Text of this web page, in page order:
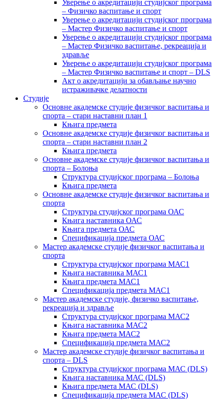
Уверење о акредитацији студијског програма
– Физичко васпитање и спорт
Уверење о акредитацији студијског програма
– Мастер Физичко васпитање и спорт
Уверење о акредитацији студијског програма
– Мастер Физичко васпитање, рекреација и
здравље
Уверење о акредитацији студијског програма
– Мастер Физичко васпитање и спорт – DLS
Акт о акредитацији за обављање научно
истраживачке делатности
Студије
Основне академске студије физичког васпитања и
спорта – стари наставни план 1
Књига предмета
Основне академске студије физичког васпитања и
спорта – стари наставни план 2
Књига предмета
Основне академске студије физичког васпитања и
спорта – Болоња
Структура студијског програма – Болоња
Књига предмета
Основне академске студије физичког васпитања и
спорта
Структура студијског програма ОАС
Књига наставника ОАС
Књига предмета ОАС
Спецификација предмета ОАС
Мастер академске студије физичког васпитања и
спорта
Структура студијског програма МАС1
Књига наставника МАС1
Књига предмета МАС1
Спецификација предмета МАС1
Мастер академске студије, физичко васпитање,
рекреација и здравље
Структура студијског програма МАС2
Књига наставника МАС2
Књига предмета МАС2
Спецификација предмета МАС2
Мастер академске студије физичког васпитања и
спорта – DLS
Структура студијског програма МАС (DLS)
Књига наставника МАС (DLS)
Књига предмета МАС (DLS)
Спецификација предмета МАС (DLS)